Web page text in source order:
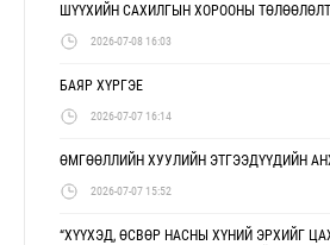
ШҮҮХИЙН САХИЛГЫН ХОРООНЫ
2026-07-08 16:03
БАЯР ХҮРГЭЕ
2026-07-07 16:14
ӨМГӨӨЛЛИЙН ХУУЛИЙН ЭТГЭЭДҮҮДИЙН
2026-07-07 15:52
“ХҮҮХЭД, ӨСВӨР НАСНЫ ХҮНИЙ ЭРХИЙГ